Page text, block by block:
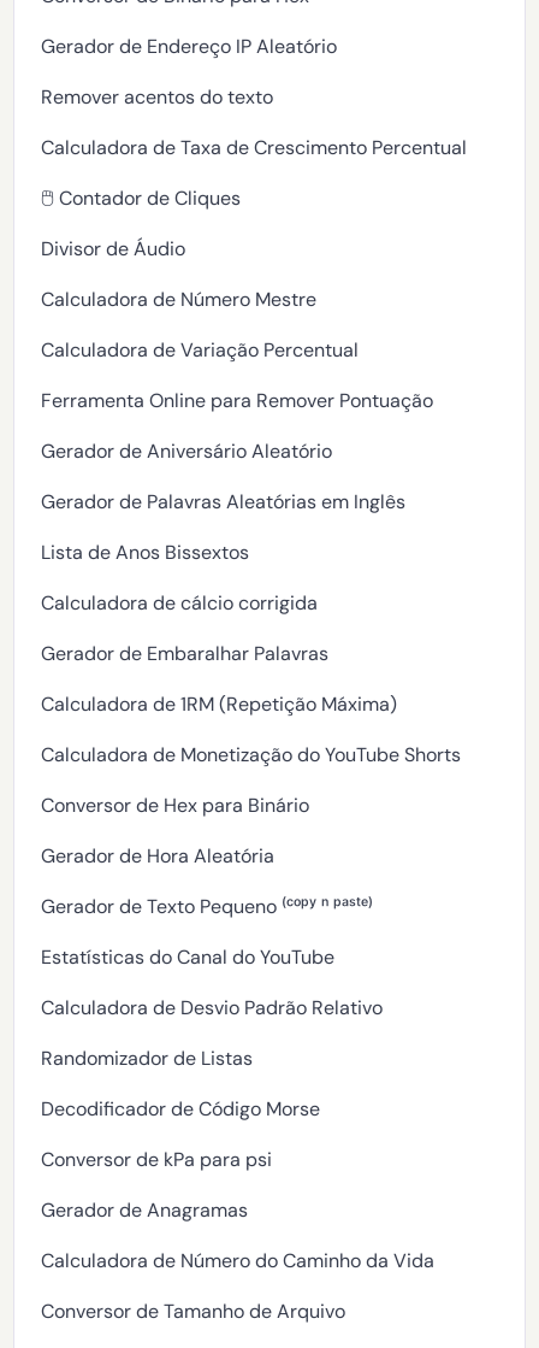
Gerador de Endereço IP Aleatório
Remover acentos do texto
Calculadora de Taxa de Crescimento Percentual
🖱️ Contador de Cliques
Divisor de Áudio
Calculadora de Número Mestre
Calculadora de Variação Percentual
Ferramenta Online para Remover Pontuação
Gerador de Aniversário Aleatório
Gerador de Palavras Aleatórias em Inglês
Lista de Anos Bissextos
Calculadora de cálcio corrigida
Gerador de Embaralhar Palavras
Calculadora de 1RM (Repetição Máxima)
Calculadora de Monetização do YouTube Shorts
Conversor de Hex para Binário
Gerador de Hora Aleatória
Gerador de Texto Pequeno ⁽ᶜᵒᵖʸ ⁿ ᵖᵃˢᵗᵉ⁾
Estatísticas do Canal do YouTube
Calculadora de Desvio Padrão Relativo
Randomizador de Listas
Decodificador de Código Morse
Conversor de kPa para psi
Gerador de Anagramas
Calculadora de Número do Caminho da Vida
Conversor de Tamanho de Arquivo